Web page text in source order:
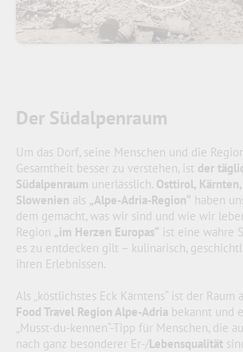
Der Südalpenraum
Um das Dorf, seine Menschen und die
Gesamtheit besser zu verstehen, ist der
Südalpenraum unerlässlich. Osttirol, Kärnten,
Slowenien als „Alpe-Adria-Region“ haben
dem gemacht, was wir sind und wie wir
Region „im Herzen Europas“ ist eine wahre
es zu entdecken gilt – kulinarisch,
ihren Erlebnissen.
Als „köstlichstes Eck Kärntens“ ist der Raum
Food Travel Region Alpe-Adria bekannt und
„Musst-du-kennen“-Tipp für Menschen, die
nach ganz besonderer Er-/Lebensqualität